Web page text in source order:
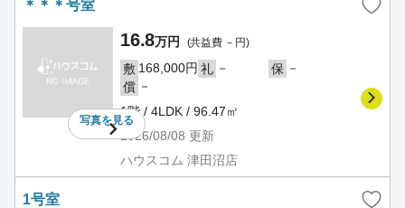
＊＊＊号室
写真を見る
16.8万円 (共益費 －円)
敷 168,000円 礼 － 保 －
償 －
1階 / 4LDK / 96.47㎡
2026/08/08 更新
ハウスコム 津田沼店
1号室